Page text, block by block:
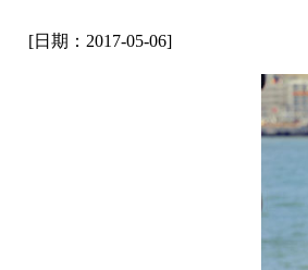
[日期：2017-05-06]